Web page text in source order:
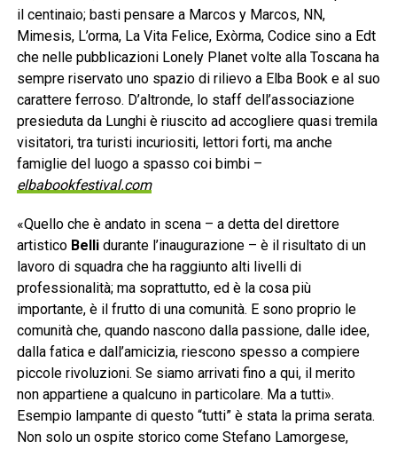
il centinaio; basti pensare a Marcos y Marcos, NN,
Mimesis, L’orma, La Vita Felice, Exòrma, Codice sino a Edt
che nelle pubblicazioni Lonely Planet volte alla Toscana ha
sempre riservato uno spazio di rilievo a Elba Book e al suo
carattere ferroso. D’altronde, lo staff dell’associazione
presieduta da Lunghi è riuscito ad accogliere quasi tremila
visitatori, tra turisti incuriositi, lettori forti, ma anche
famiglie del luogo a spasso coi bimbi –
elbabookfestival.com
«Quello che è andato in scena – a detta del direttore
artistico Bellidurante l’inaugurazione – è il risultato di un
lavoro di squadra che ha raggiunto alti livelli di
professionalità; ma soprattutto, ed è la cosa più
importante, è il frutto di una comunità. E sono proprio le
comunità che, quando nascono dalla passione, dalle idee,
dalla fatica e dall’amicizia, riescono spesso a compiere
piccole rivoluzioni. Se siamo arrivati fino a qui, il merito
non appartiene a qualcuno in particolare. Ma a tutti».
Esempio lampante di questo “tutti” è stata la prima serata.
Non solo un ospite storico come Stefano Lamorgese,